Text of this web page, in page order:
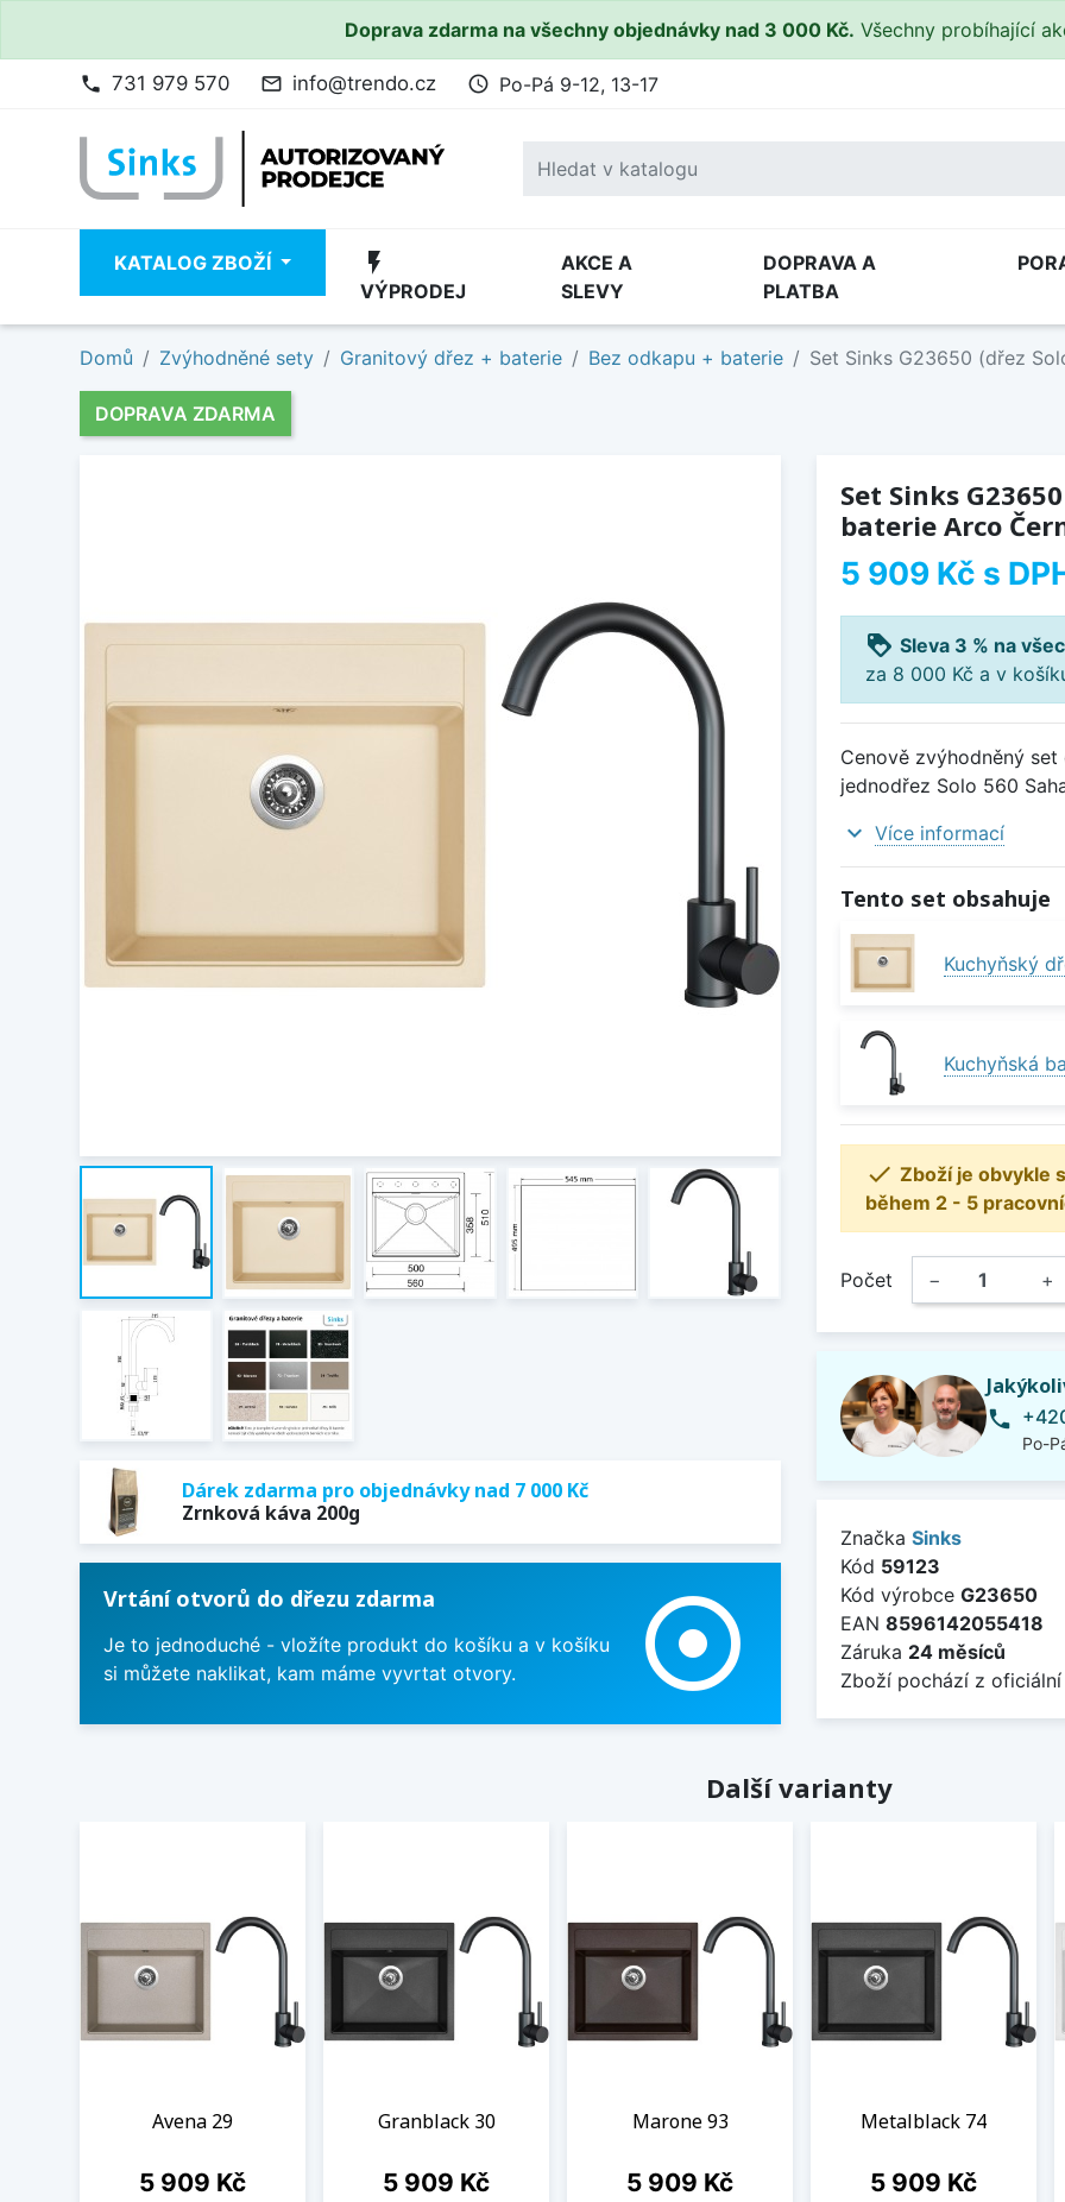
Doprava zdarma na všechny objednávky nad 3 000 Kč. Všechny probíhající
phone 731 979 570 mail_outline info@trendo.cz access_time Po-Pá 9-12, 13-17
KATALOG ZBOŽÍ flash_on
VÝPRODEJ
AKCE A
SLEVY
DOPRAVA A
PLATBA
Domů Zvýhodněné sety Granitový dřez + baterie Bez odkapu + baterie Set Sinks G23650 (dřez
DOPRAVA ZDARMA
Dárek zdarma pro objednávky nad 7 000 Kč
Zrnková káva 200g
Vrtání otvorů do dřezu zdarma
Je to jednoduché - vložíte produkt do košíku a v košíku
si můžete naklikat, kam máme vyvrtat otvory.
adjust
Set Sinks
baterie Arco
5 909 Kč s
loyalty Sleva 3 % na
za 8 000 Kč a v
Cenově zvýhodněný
jednodřez Solo 560
expand_more Více informací
Tento set obsahuje
Kuchyňský
Kuchyňská
 Zboží je obvykle
během 2 - 5
Počet − +
phone
Po-
Značka Sinks
Kód 59123
Kód výrobce G23650
EAN 8596142055418
Záruka 24 měsíců
Zboží pochází z
Další varianty
Avena 29
Cena
5 909 Kč
Granblack 30
Cena
5 909 Kč
Marone 93
Cena
5 909 Kč
Metalblack 74
Cena
5 909 Kč